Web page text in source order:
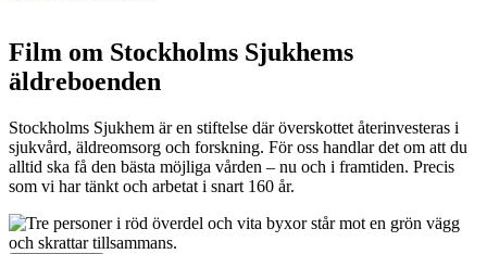
Film om Stockholms Sjukhems
äldreboenden
Stockholms Sjukhem är en stiftelse där överskottet återinvesteras i
sjukvård, äldreomsorg och forskning. För oss handlar det om att du
alltid ska få den bästa möjliga vården – nu och i framtiden. Precis
som vi har tänkt och arbetat i snart 160 år.